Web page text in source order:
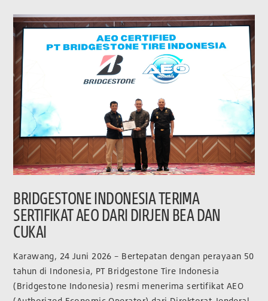
BRIDGESTONE INDONESIA TERIMA
SERTIFIKAT AEO DARI DIRJEN BEA DAN
CUKAI
Karawang, 24 Juni 2026 – Bertepatan dengan perayaan 50
tahun di Indonesia, PT Bridgestone Tire Indonesia
(Bridgestone Indonesia) resmi menerima sertifikat AEO